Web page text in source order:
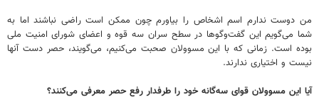
من دوست ندارم اسم اشخاص را بیاورم چون ممکن است راضی نباشند اما به
شما می‌گویم این گفت‌وگوها در سطح سران سه قوه و اعضای شورای امنیت ملی
بوده است. زمانی که با این مسوولان صحبت می‌کنیم، می‌گویند، حصر دست آنها
نیست و اختیاری ندارند.
‌آیا این مسوولان قوای سه‌گانه خود را طرفدار رفع حصر معرفی می‌کنند؟